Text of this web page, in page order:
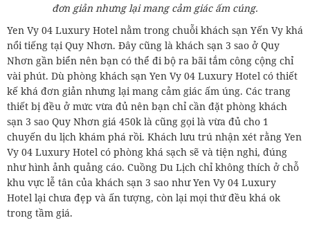
đơn giản nhưng lại mang cảm giác ấm cúng.
Yen Vy 04 Luxury Hotel nằm trong chuỗi khách sạn Yến Vy khá
nổi tiếng tại Quy Nhơn. Đây cũng là khách sạn 3 sao ở Quy
Nhơn gần biển nên bạn có thể đi bộ ra bãi tắm công cộng chỉ
vài phút. Dù phòng khách sạn Yen Vy 04 Luxury Hotel có thiết
kế khá đơn giản nhưng lại mang cảm giác ấm úng. Các trang
thiết bị đều ở mức vừa đủ nên bạn chỉ cần đặt phòng khách
sạn 3 sao Quy Nhơn giá 450k là cũng gọi là vừa đủ cho 1
chuyến du lịch khám phá rồi. Khách lưu trú nhận xét rằng Yen
Vy 04 Luxury Hotel có phòng khá sạch sẽ và tiện nghi, đúng
như hình ảnh quảng cáo. Cuồng Du Lịch chỉ không thích ở chỗ
khu vực lễ tân của khách sạn 3 sao như Yen Vy 04 Luxury
Hotel lại chưa đẹp và ấn tượng, còn lại mọi thứ đều khá ok
trong tầm giá.